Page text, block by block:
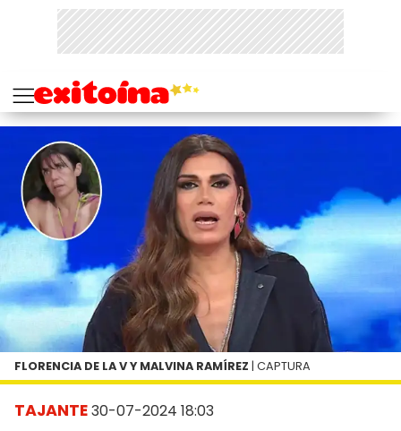
TAJANTE30-07-2024 18:03
FLORENCIA DE LA V Y MALVINA RAMÍREZ | CAPTURA